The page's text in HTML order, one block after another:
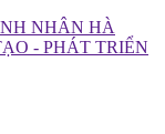
NHÂN HÀ
- PHÁT TRIỂN